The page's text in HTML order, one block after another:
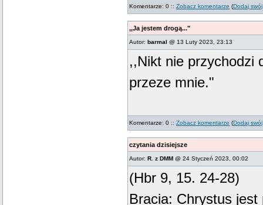
Komentarze: 0 :: Zobacz komentarze (Dodaj
,,Ja jestem drogą..."
Autor: barmal @ 13 Luty 2023, 23:13
,,Nikt nie przychodzi
przeze mnie."
Komentarze: 0 :: Zobacz komentarze (Dodaj
czytania dzisiejsze
Autor: R. z DMM @ 24 Styczeń 2023, 00:02
(Hbr 9, 15. 24-28)
Bracia: Chrystus